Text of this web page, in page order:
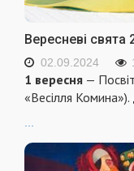
Вересневі свята
02.09.2024
1 вересня —
«Весілля
...